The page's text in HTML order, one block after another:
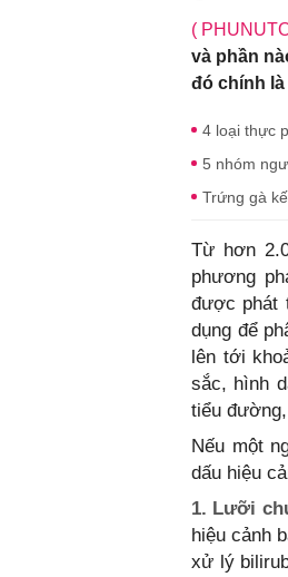
(
và phần
đó chính
4 loại thực
5 nhóm
Trứng gà
Từ hơn
phương
được phát
dụng để
lên tới
sắc, hình
tiểu
Nếu một
dấu hiệu
1. Lưỡi
hiệu cảnh
xử lý